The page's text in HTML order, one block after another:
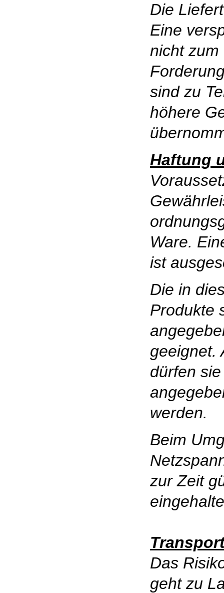
Die
Eine
nicht zum
sind zu
höhere
Haftung
Ware.
ist
Die in
Produkte
geeignet.
dürfen
werden.
Beim
zur Zeit
Das
geht zu